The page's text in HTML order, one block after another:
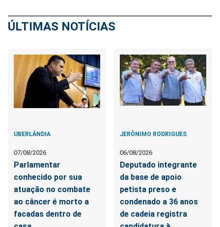
ÚLTIMAS NOTÍCIAS
UBERLÂNDIA
07/08/2026
Parlamentar
conhecido por sua
atuação no combate
ao câncer é morto a
facadas dentro de
JERÔNIMO RODRIGUES
06/08/2026
Deputado integrante
da base de apoio
petista preso e
condenado a 36 anos
de cadeia registra